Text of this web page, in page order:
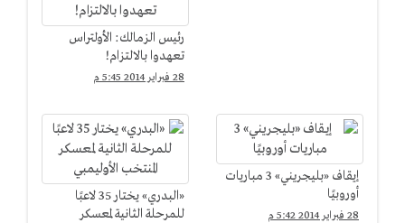
رئيس الزمالك: الأولتراس
تعهدوا بالالتزام!
28 فبراير 2014 5:45 م
إيقاف «بليجريني» 3 مباريات
أوروبيًا
28 فبراير 2014 5:42 م
«البدري» يختار 35 لاعبًا
للمرحلة الثانية لمعسكر